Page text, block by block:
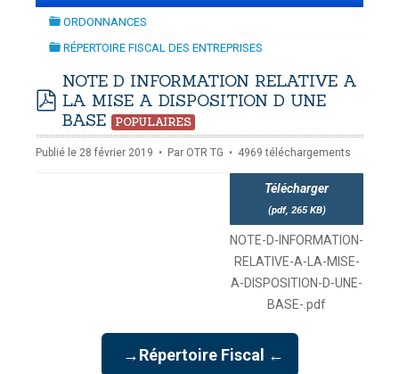
folder
ORDONNANCES
RÉPERTOIRE FISCAL DES ENTREPRISES
pdf
NOTE D INFORMATION RELATIVE A
LA MISE A DISPOSITION D UNE
BASE
POPULAIRES
Publié le 28 février 2019 Par OTR TG 4969 téléchargements
Télécharger
(pdf, 265 KB)
NOTE-D-INFORMATION-
RELATIVE-A-LA-MISE-
A-DISPOSITION-D-UNE-
BASE-.pdf
→Répertoire Fiscal ←